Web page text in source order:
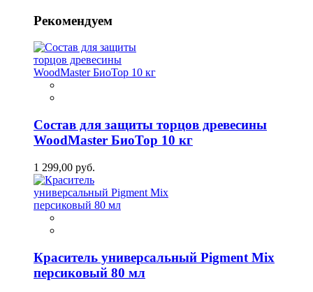
Рекомендуем
Состав для защиты торцов древесины
WoodMaster БиоТор 10 кг
1 299,00 руб.
Краситель универсальный Pigment Mix
персиковый 80 мл